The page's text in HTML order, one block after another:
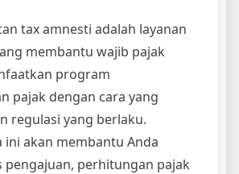
tax amnesti adalah layanan
membantu wajib pajak
program
pajak dengan cara yang
regulasi yang berlaku.
ini akan membantu Anda
pengajuan, perhitungan pajak